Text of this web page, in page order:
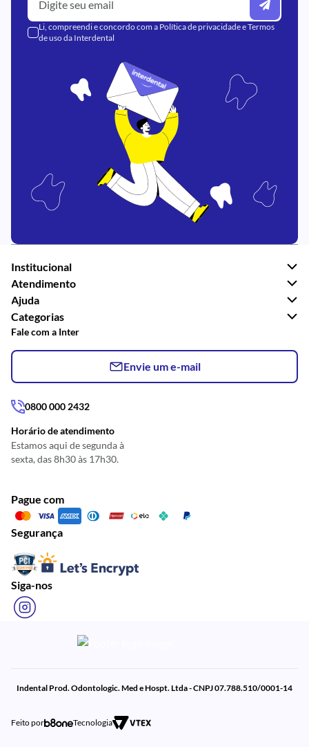
Li, compreendi e concordo com a Política de privacidadeeTermos
de usoda Interdental
Institucional
Atendimento
Ajuda
Categorias
Fale com a Inter
Envie um e-mail
0800 000 2432
Horário de atendimento
Estamos aqui de segunda à
sexta, das 8h30 às 17h30.
Pague com
Segurança
Siga-nos
Indental Prod. Odontologic. Med e Hospt. Ltda - CNPJ 07.788.510/0001-14
Feito por Tecnologia